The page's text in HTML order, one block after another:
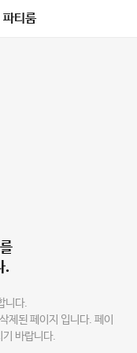
파티룸
.
니다.
제된 페이지 입니다. 페이
기 바랍니다.